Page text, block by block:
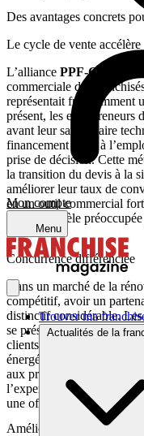
Mon compte
Menu
Trouver ma
Actualités de la
Des avantages concrets
Le cycle de vente accélère
L’alliance PPF-Cofidis
commerciale des
représentait fréquemment
présent, les entrepreneurs
avant leur savoir-faire
financement prête à
prise de décision. Cette
la transition du devis à la
améliorer leur taux de
en un outil commercial
d’une clientèle
rénovation.
Concurrence différenciée
Dans un marché de la
compétitif, avoir un
distinctif considérable.
se présenter comme des
clients du début à la fin
énergétique. Cette plus-
aux prospects et aide à la
l’expertise technique
PPF
une offre de valeur
Amélioration de la